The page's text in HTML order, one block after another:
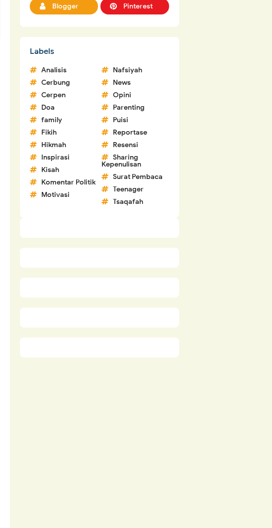
Blogger Pinterest
Labels
Analisis
Cerbung
Cerpen
Doa
family
Fikih
Hikmah
Inspirasi
Kisah
Komentar Politik
Motivasi
Nafsiyah
News
Opini
Parenting
Puisi
Reportase
Resensi
Sharing
Kepenulisan
Surat Pembaca
Teenager
Tsaqafah